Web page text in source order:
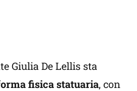
Giulia De Lellis sta
fisica statuaria, con